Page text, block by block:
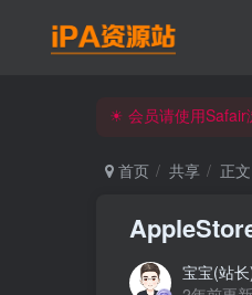
iPA资源站官方唯一
iPA资源站官方唯一
首页 共享 正文
宝宝(站